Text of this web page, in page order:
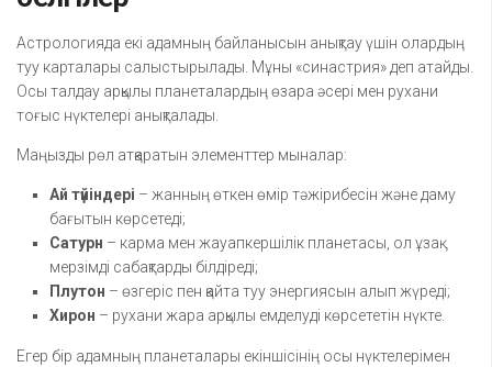
Астрологияда екі адамның байланысын анықтау үшін олардың
туу карталары салыстырылады. Мұны «синастрия» деп атайды.
Осы талдау арқылы планеталардың өзара әсері мен рухани
тоғыс нүктелері анықталады.
Маңызды рөл атқаратын элементтер мыналар:
Ай түйіндері – жанның өткен өмір тәжірибесін және даму
бағытын көрсетеді;
Сатурн – карма мен жауапкершілік планетасы, ол ұзақ
мерзімді сабақтарды білдіреді;
Плутон – өзгеріс пен қайта туу энергиясын алып жүреді;
Хирон – рухани жара арқылы емделуді көрсететін нүкте.
Егер бір адамның планеталары екіншісінің осы нүктелерімен